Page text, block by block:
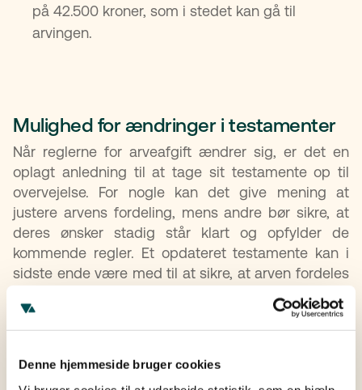
Denne hjemmeside bruger cookies
på 42.500 kroner, som i stedet kan gå til
arvingen.
Mulighed for ændringer i testamenter
Når reglerne for arveafgift ændrer sig, er det en
oplagt anledning til at tage sit testamente op til
overvejelse. For nogle kan det give mening at
justere arvens fordeling, mens andre bør sikre, at
deres ønsker stadig står klart og opfylder de
kommende regler. Et opdateret testamente kan i
sidste ende være med til at sikre, at arven fordeles
både retfærdigt og skattemæssigt fordelagtigt.
Nem opdatering med digital løsning